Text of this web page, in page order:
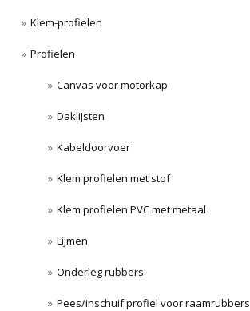
Klem-profielen
Profielen
Canvas voor motorkap
Daklijsten
Kabeldoorvoer
Klem profielen met stof
Klem profielen PVC met metaal
Lijmen
Onderleg rubbers
Pees/inschuif profiel voor raamrubbers